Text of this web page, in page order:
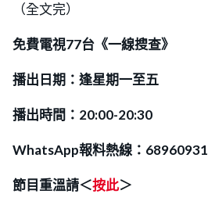
（全文完）
免費電視77台《一線搜查》
播出日期：逢星期一至五
播出時間：20:00-20:30
WhatsApp報料熱線：68960931
節目重溫請＜按此＞